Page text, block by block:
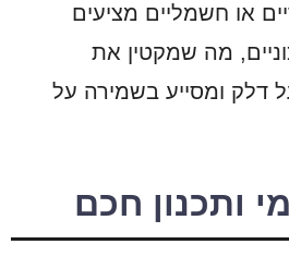
או חשמליים מציעים
מה שמקטין את
דלק ומסייע בשמירה על